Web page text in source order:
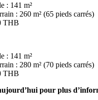
: 141 m²
: 260 m² (65 pieds carrés)
THB
: 141 m²
: 280 m² (70 pieds carrés)
THB
pour plus